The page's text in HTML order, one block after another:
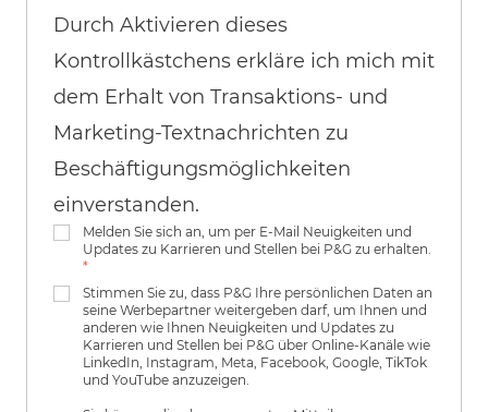
Durch Aktivieren dieses
Kontrollkästchens erkläre ich mich mit
dem Erhalt von Transaktions- und
Marketing-Textnachrichten zu
Beschäftigungsmöglichkeiten
einverstanden.
Melden Sie sich an, um per E-Mail Neuigkeiten und
Updates zu Karrieren und Stellen bei P&G zu erhalten.
*
Stimmen Sie zu, dass P&G Ihre persönlichen Daten an
seine Werbepartner weitergeben darf, um Ihnen und
anderen wie Ihnen Neuigkeiten und Updates zu
Karrieren und Stellen bei P&G über Online-Kanäle wie
LinkedIn, Instagram, Meta, Facebook, Google, TikTok
und YouTube anzuzeigen.